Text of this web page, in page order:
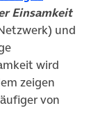
Einsamkeit
und
wird
zeigen
von